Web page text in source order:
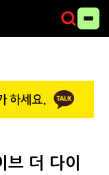
더 다이